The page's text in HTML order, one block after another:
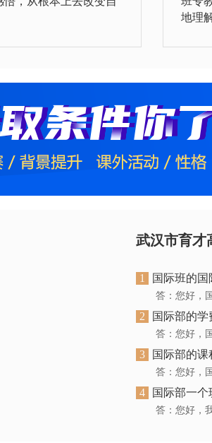
地理
武汉市育才
1 国际班的国
2 国际部的学
3 国际部的课
4 国际部一个